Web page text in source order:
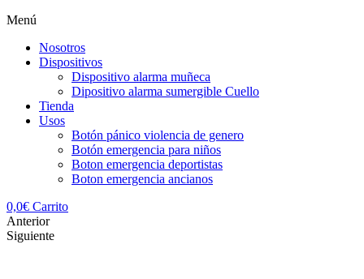
Menú
Nosotros
Dispositivos
Dispositivo alarma muñeca
Dipositivo alarma sumergible Cuello
Tienda
Usos
Botón pánico violencia de genero
Botón emergencia para niños
Boton emergencia deportistas
Boton emergencia ancianos
0,0€ Carrito
Anterior
Siguiente